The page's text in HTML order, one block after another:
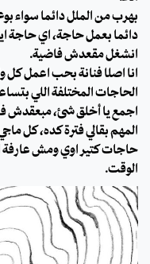
بهرب من الملل دائما سواء
دائما بعمل حاجة، اي حاجة
انشغل مقعدش فاضية.
انا اصلا فنانة بحب اعمل
الحاجات المختلفة اللي
اجمع يا أخلق شئ، مبعقدش
المهم بقالي فترة كده، كل
حاجات كتير اوي ومش عارفة
الوقت.